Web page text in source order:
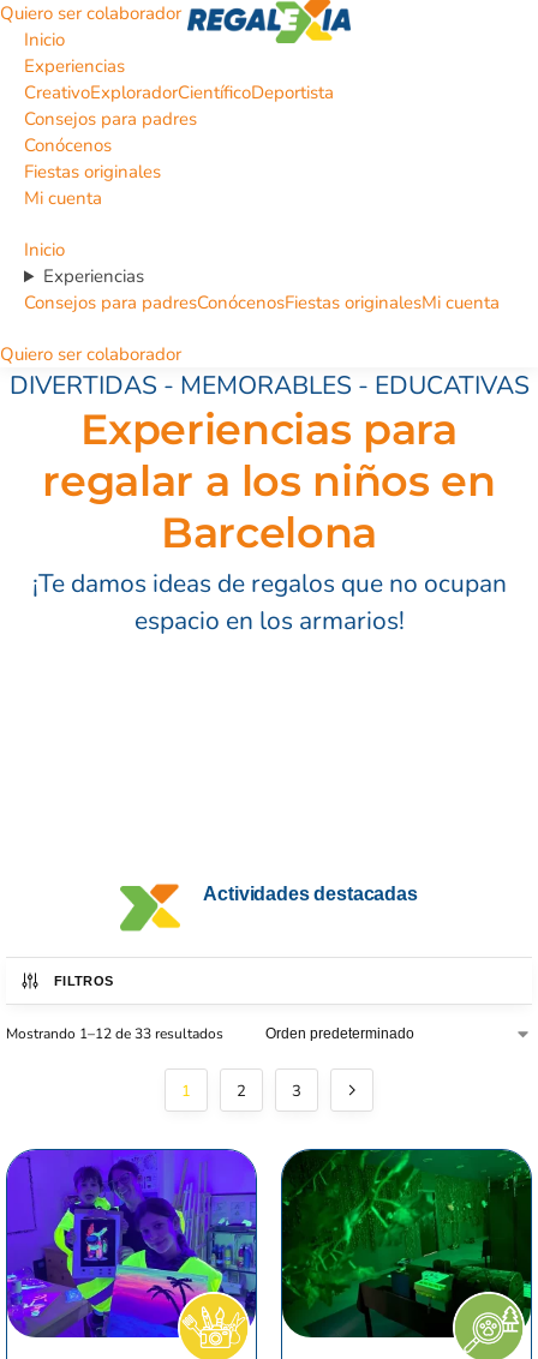
Quiero ser colaborador
Inicio
Experiencias
CreativoExploradorCientíficoDeportista
Consejos para padres
Conócenos
Fiestas originales
Mi cuenta
Inicio
Experiencias
Consejos para padresConócenosFiestas originalesMi cuenta
Quiero ser colaborador
DIVERTIDAS - MEMORABLES - EDUCATIVAS
Experiencias para
regalar a los niños en
Barcelona
¡Te damos ideas de regalos que no ocupan
espacio en los armarios!
Actividades destacadas
FILTROS
Mostrando 1–12 de 33 resultados
1 2 3